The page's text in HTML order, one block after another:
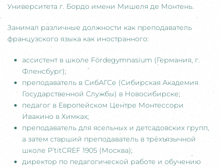
Университета г. Бордо имени Мишеля де Монтень.
Занимал различные должности как преподаватель
французского языка как иностранного:
ассистент в школе Fördegymnasium (Германия, г.
Фленсбург);
преподаватель в СибАГСе (Сибирская Академия
Государственной Службы) в Новосибирске;
педагог в Европейском Центре Монтессори
Ивакино в Химках;
преподаватель для ясельных и детсадовских групп,
а затем старший преподаватель в трёхъязычной
школе P’titCREF 1905 (Москва);
директор по педагогической работе и обучению